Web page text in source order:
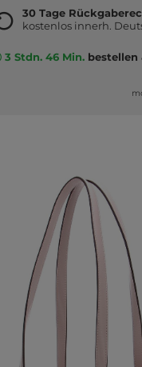
30 Tage
kostenlos innerh.
3 Stdn. 46 Min.bestellen